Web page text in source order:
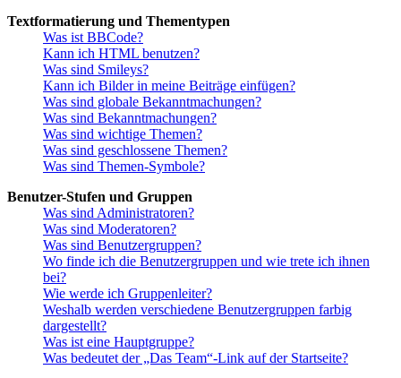
Textformatierung und Thementypen
Was ist BBCode?
Kann ich HTML benutzen?
Was sind Smileys?
Kann ich Bilder in meine Beiträge einfügen?
Was sind globale Bekanntmachungen?
Was sind Bekanntmachungen?
Was sind wichtige Themen?
Was sind geschlossene Themen?
Was sind Themen-Symbole?
Benutzer-Stufen und Gruppen
Was sind Administratoren?
Was sind Moderatoren?
Was sind Benutzergruppen?
Wo finde ich die Benutzergruppen und wie trete ich ihnen
bei?
Wie werde ich Gruppenleiter?
Weshalb werden verschiedene Benutzergruppen farbig
dargestellt?
Was ist eine Hauptgruppe?
Was bedeutet der „Das Team“-Link auf der Startseite?